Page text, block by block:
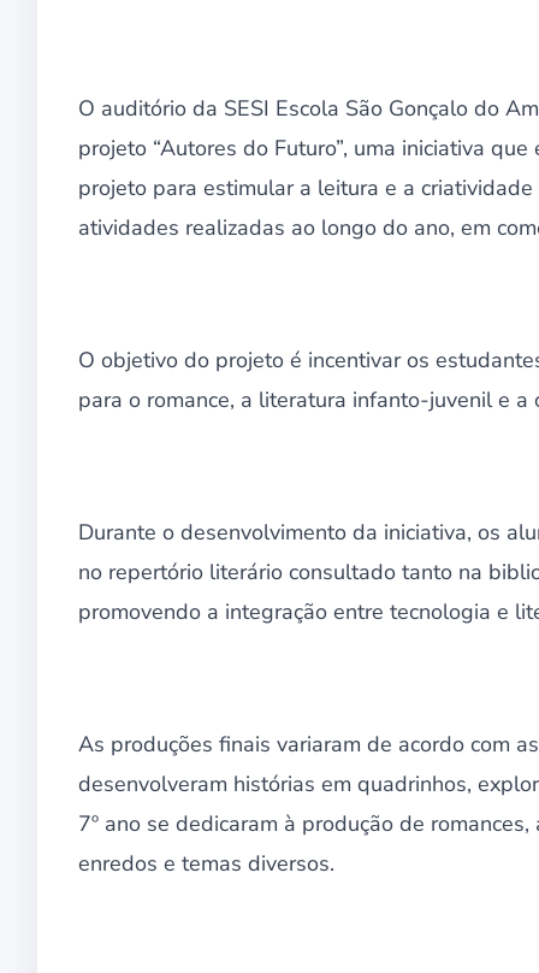
O auditório da SESI Escola São Gonçalo do
projeto “Autores do Futuro”, uma iniciativa
projeto para estimular a leitura e a
atividades realizadas ao longo do ano, em
O objetivo do projeto é incentivar os
para o romance, a literatura infanto-juvenil e
Durante o desenvolvimento da iniciativa, os
no repertório literário consultado tanto na
promovendo a integração entre tecnologia e
As produções finais variaram de acordo com
desenvolveram histórias em quadrinhos,
7º ano se dedicaram à produção de
enredos e temas diversos.